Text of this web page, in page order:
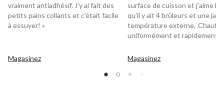
vraiment antiadhésif. J’y ai fait des
petits pains collants et c’était facile
à essuyer! »
Magasinez
surface de cuisson et j’aime le
qu’il y ait 4 brûleurs et une
température externe. Chauffe
uniformément et rapidement. »
Magasinez